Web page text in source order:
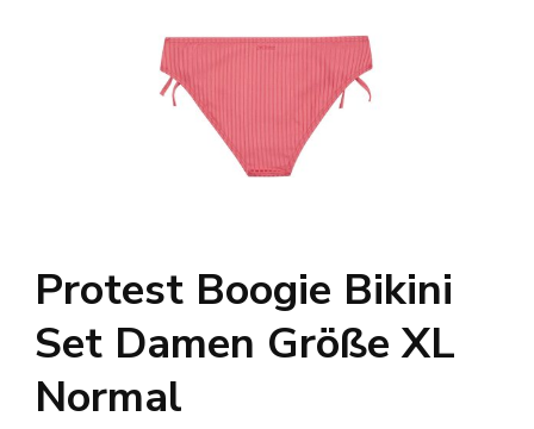
Protest Boogie Bikini
Set Damen Größe XL
Normal